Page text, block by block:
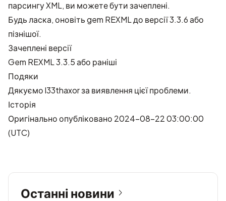
парсингу XML, ви можете бути зачеплені.
Будь ласка, оновіть gem REXML до версії 3.3.6 або
пізнішої.
Зачеплені версії
Gem REXML 3.3.5 або раніші
Подяки
Дякуємоl33thaxorза виявлення цієї проблеми.
Історія
Оригінально опубліковано 2024-08-22 03:00:00
(UTC)
Останні новини